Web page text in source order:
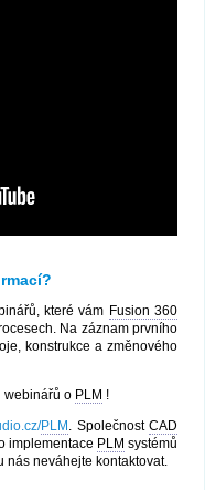
které vám Fusion 360
Na záznam prvního
konstrukce a změnového
webinářů o PLM !
PLM . SpolečnostCAD
implementace PLM systémů
nás neváhejte kontaktovat.